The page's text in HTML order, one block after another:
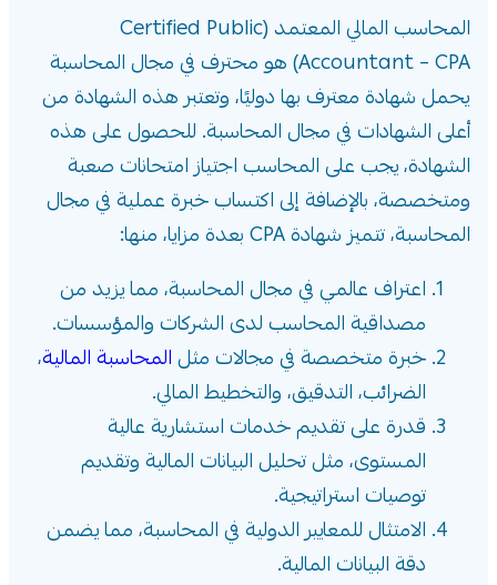
المحاسب المالي المعتمد (Certified Public
Accountant – CPA) هو محترف في مجال المحاسبة
يحمل شهادة معترف بها دوليًا، وتعتبر هذه الشهادة من
أعلى الشهادات في مجال المحاسبة. للحصول على هذه
الشهادة، يجب على المحاسب اجتياز امتحانات صعبة
ومتخصصة، بالإضافة إلى اكتساب خبرة عملية في مجال
المحاسبة، تتميز شهادة CPA بعدة مزايا، منها:
اعتراف عالمي في مجال المحاسبة، مما يزيد من
مصداقية المحاسب لدى الشركات والمؤسسات.
خبرة متخصصة في مجالات مثل المحاسبة المالية،
الضرائب، التدقيق، والتخطيط المالي.
قدرة على تقديم خدمات استشارية عالية
المستوى، مثل تحليل البيانات المالية وتقديم
توصيات استراتيجية.
الامتثال للمعايير الدولية في المحاسبة، مما يضمن
دقة البيانات المالية.